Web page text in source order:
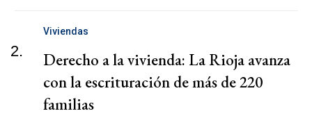
2.
Viviendas
Derecho a la vivienda: La Rioja avanza
con la escrituración de más de 220
familias